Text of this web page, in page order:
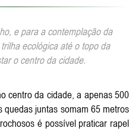
e para a contemplação da
ecológica até o topo da
o centro da cidade.
centro da cidade, a apenas 500
juntas somam 65 metros
é possível praticar rapel